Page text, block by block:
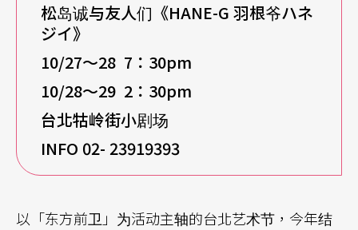
松岛诚与友人们《HANE-G 羽根爷ハネ
ジイ》
10/27〜28 7：30pm
10/28〜29 2：30pm
台北牯岭街小剧场
INFO 02- 23919393
以「东方前卫」为活动主轴的台北艺术节，今年结